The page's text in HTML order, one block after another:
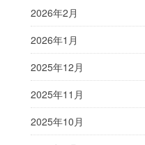
2026年2月
2026年1月
2025年12月
2025年11月
2025年10月